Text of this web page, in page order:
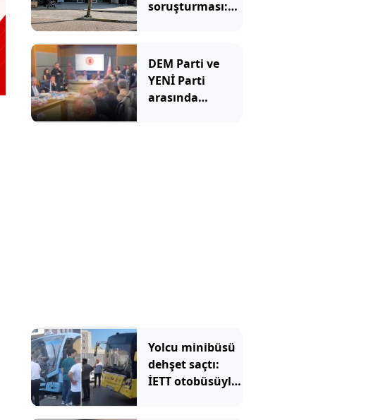
soruşturması:
DEM Parti ve
YENİ Parti
arasında
Yolcu minibüsü
dehşet saçtı:
İETT otobüsüyle